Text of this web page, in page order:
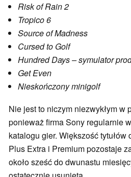
Risk of Rain 2
Tropico 6
Source of Madness
Cursed to Golf
Hundred Days – symulator
Get Even
Nieskończony minigolf
Nie jest to niczym niezwykłym w
ponieważ firma Sony regularnie
katalogu gier. Większość tytułów
Plus Extra i Premium pozostaje
około sześć do dwunastu